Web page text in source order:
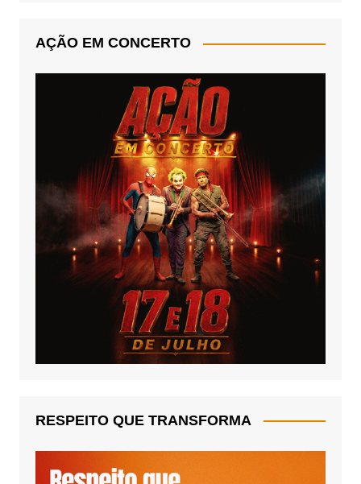
AÇÃO EM CONCERTO
RESPEITO QUE TRANSFORMA